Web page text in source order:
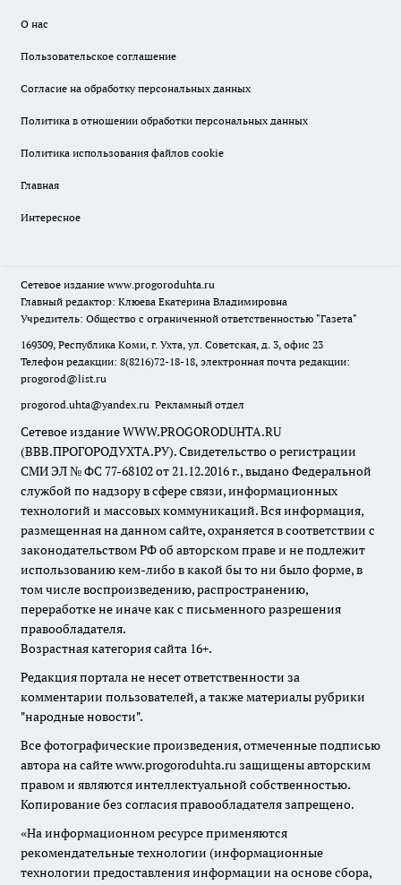
О нас
Пользовательское соглашение
Согласие на обработку персональных данных
Политика в отношении обработки персональных данных
Политика использования файлов cookie
Главная
Интересное
Сетевое издание www.progoroduhta.ru
Главный редактор: Клюева Екатерина Владимировна
Учредитель: Общество с ограниченной ответственностью "Газета"
169309, Республика Коми, г. Ухта, ул. Советская, д. 3, офис 23
Телефон редакции: 8(8216)72-18-18, электронная почта редакции:
progorod@list.ru
progorod.uhta@yandex.ru Рекламный отдел
Сетевое издание WWW.PROGORODUHTA.RU
(ВВВ.ПРОГОРОДУХТА.РУ). Свидетельство о регистрации
СМИ ЭЛ № ФС 77-68102 от 21.12.2016 г., выдано Федеральной
службой по надзору в сфере связи, информационных
технологий и массовых коммуникаций. Вся информация,
размещенная на данном сайте, охраняется в соответствии с
законодательством РФ об авторском праве и не подлежит
использованию кем-либо в какой бы то ни было форме, в
том числе воспроизведению, распространению,
переработке не иначе как с письменного разрешения
правообладателя.
Возрастная категория сайта 16+.
Редакция портала не несет ответственности за
комментарии пользователей, а также материалы рубрики
"народные новости".
Все фотографические произведения, отмеченные подписью
автора на сайте www.progoroduhta.ru защищены авторским
правом и являются интеллектуальной собственностью.
Копирование без согласия правообладателя запрещено.
«На информационном ресурсе применяются
рекомендательные технологии (информационные
технологии предоставления информации на основе сбора,